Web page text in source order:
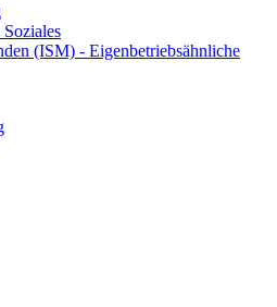
(ISM) - Eigenbetriebsähnliche